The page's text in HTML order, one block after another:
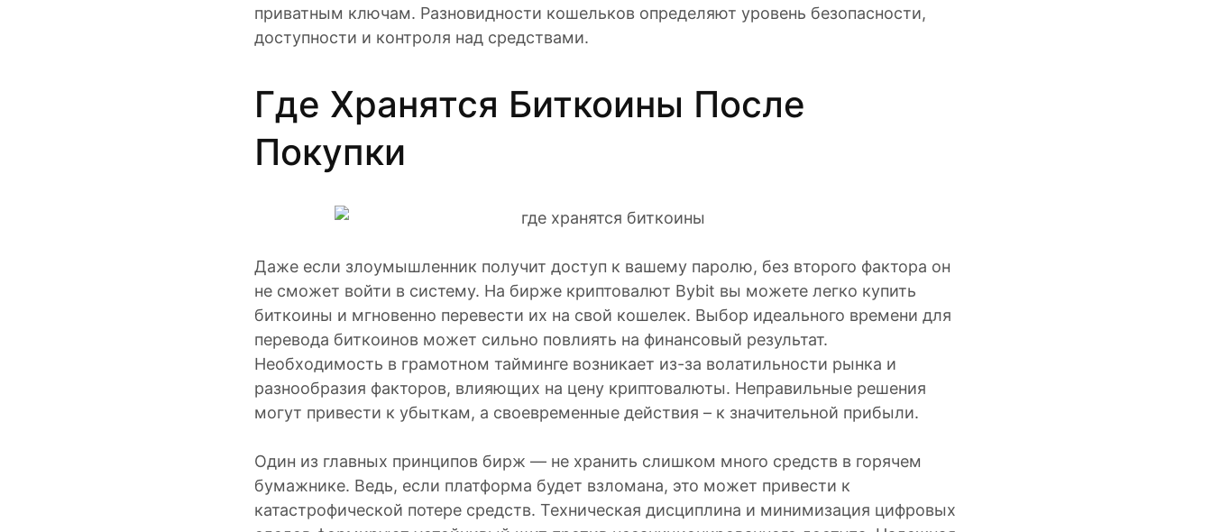
приватным ключам. Разновидности кошельков определяют уровень безопасности,
доступности и контроля над средствами.
Где Хранятся Биткоины После
Покупки
Даже если злоумышленник получит доступ к вашему паролю, без второго фактора он
не сможет войти в систему. На бирже криптовалют Bybit вы можете легко купить
биткоины и мгновенно перевести их на свой кошелек. Выбор идеального времени для
перевода биткоинов может сильно повлиять на финансовый результат.
Необходимость в грамотном тайминге возникает из-за волатильности рынка и
разнообразия факторов, влияющих на цену криптовалюты. Неправильные решения
могут привести к убыткам, а своевременные действия – к значительной прибыли.
Один из главных принципов бирж — не хранить слишком много средств в горячем
бумажнике. Ведь, если платформа будет взломана, это может привести к
катастрофической потере средств. Техническая дисциплина и минимизация цифровых